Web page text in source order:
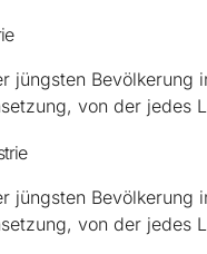
jüngsten
von der jedes
jüngsten
von der jedes